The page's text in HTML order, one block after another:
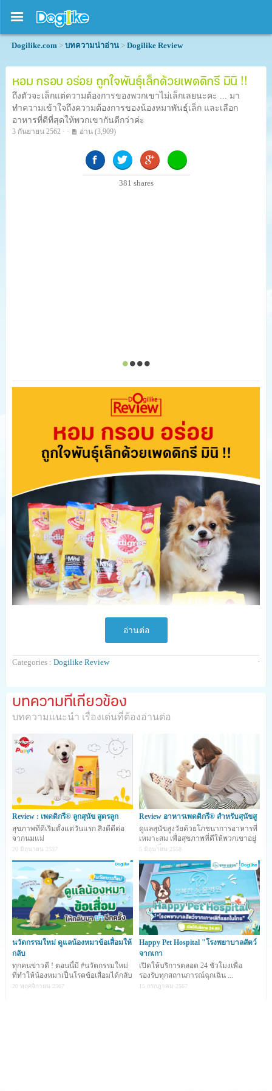
Dogilike.com > บทความน่าอ่าน > Dogilike Review
หอม กรอบ อร่อย ถูกใจพันธุ์เล็กด้วยเพดดิกรี มินิ !!
ถึงตัวจะเล็กแต่ความต้องการของพวกเขาไม่เล็กเลยนะคะ ... มา
ทำความเข้าใจถึงความต้องการของน้องหมาพันธุ์เล็ก และเลือก
อาหารที่ดีที่สุดให้พวกเขากันดีกว่าค่ะ
3 กันยายน 2562 · · อ่าน (3,909)
381 shares
เพดดิกรี® มินิ อาหารสุนัขสูตรใหม่สำหรับน้องหมาพันธุ์
ได้ผ่านการพัฒนาสูตรคิดค้นจากผู้เชี่ยวชาญด้าน
โภชนาการสำหรับสุนัข ออกแบบให้มีขนาดเม็ดเล็กเหมาะสม
เคี้ยวง่าย มีสารอาหารครบถ้วนในปริมาณที่พอเหมาะกับ
กระเพาะอาหารที่เล็ก
และยังใส่ใจรายละเอียดในเรื่องพฤติกรรมการกินของน้อง
หมาพันธุ์เล็กที่มักมีนิสัยเลือกกินหรือกินยาก เพดดิกรี® มินิ
จึงถูกคิดค้นมาให้มีเม็ดอาหารที่หอม กรอบ อร่อยพร้อมมีท
ตี้พ็อกเก็ตส์เพิ่มความน่ากินให้น้องหมาได้อร่อยทุกมื้อ
อ่านต่อ
Categories : Dogilike Review ·
บทความที่เกี่ยวข้อง
บทความแนะนำ เรื่องเด่นที่ต้องอ่านต่อ
Review : เพดดิกรี® ลูกสุนัข สูตรลูก
สุขภาพที่ดีเริ่มตั้งแต่วันแรก สิ่งดีดีต่อ
จากนมแม่
20 มิถุนายน 2557
Review อาหารเพดดิกรี® สำหรับสุนัขสู
ดูแลสุนัขสูงวัยด้วยโภชนาการอาหารที่
เหมาะสม เพื่อสุขภาพที่ดีให้พวกเขาอยู่
กับเราได้ยาวน
5 มิถุนายน 2558
นวัตกรรมใหม่ ดูแลน้องหมาข้อเสื่อมให้
กลับ
ทุกคนข่าวดี ! ตอนนี้มี #นวัตกรรมใหม่
ที่ทำให้น้องหมาเป็นโรคข้อเสื่อมได้กลับ
มาซ่าอีกคร
20 พฤศจิกายน 2567
Happy Pet Hospital "โรงพยาบาลสัตว์
จากเกา
เปิดให้บริการตลอด 24 ชั่วโมงเพื่อ
รองรับทุกสถานการณ์ฉุกเฉิน ...
15 กรกฎาคม 2567